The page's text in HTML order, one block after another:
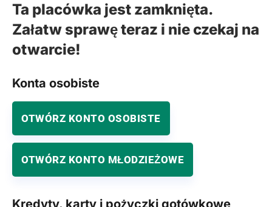
Ta placówka jest zamknięta.
Załatw sprawę teraz i nie czekaj na
otwarcie!
Konta osobiste
OTWÓRZ KONTO OSOBISTE
OTWÓRZ KONTO MŁODZIEŻOWE